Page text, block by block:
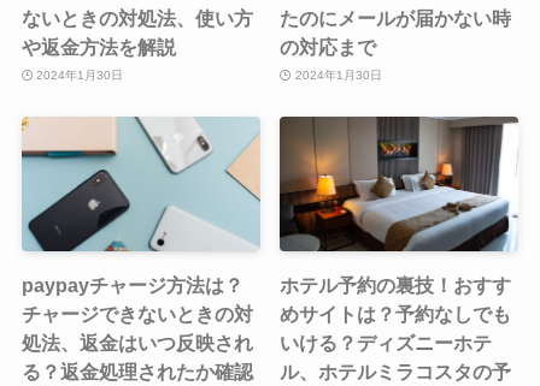
ないときの対処法、使い方
や返金方法を解説
2024年1月30日
たのにメールが届かない時
の対応まで
2024年1月30日
paypayチャージ方法は？
チャージできないときの対
処法、返金はいつ反映され
る？返金処理されたか確認
ホテル予約の裏技！おすす
めサイトは？予約なしでも
いける？ディズニーホテ
ル、ホテルミラコスタの予